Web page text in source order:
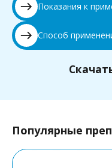
east Показания к
east Способ
Популярные